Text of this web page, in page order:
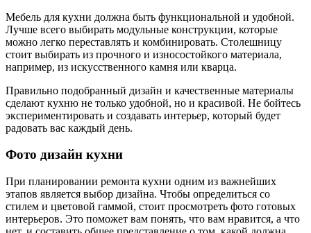
Мебель для кухни должна быть функциональной и удобной.
Лучше всего выбирать модульные конструкции, которые
можно легко переставлять и комбинировать. Столешницу
стоит выбирать из прочного и износостойкого материала,
например, из искусственного камня или кварца.
Правильно подобранный дизайн и качественные материалы
сделают кухню не только удобной, но и красивой. Не бойтесь
экспериментировать и создавать интерьер, который будет
радовать вас каждый день.
Фото дизайн кухни
При планировании ремонта кухни одним из важнейших
этапов является выбор дизайна. Чтобы определиться со
стилем и цветовой гаммой, стоит просмотреть фото готовых
интерьеров. Это поможет вам понять, что вам нравится, а что